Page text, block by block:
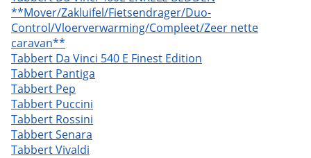
**Mover/Zakluifel/Fietsendrager/Duo-
Control/Vloerverwarming/Compleet/Zeer nette
caravan**
Tabbert Da Vinci 540 E Finest Edition
Tabbert Pantiga
Tabbert Pep
Tabbert Puccini
Tabbert Rossini
Tabbert Senara
Tabbert Vivaldi